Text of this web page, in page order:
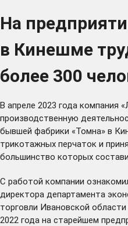
На
в Кинешме
более 300
В апреле 2023 года компания
производственную
бывшей фабрики «Томна» в
трикотажных перчаток и
большинство которых
С работой компании
директора департамента
торговли Ивановской
2022 года на старейшем